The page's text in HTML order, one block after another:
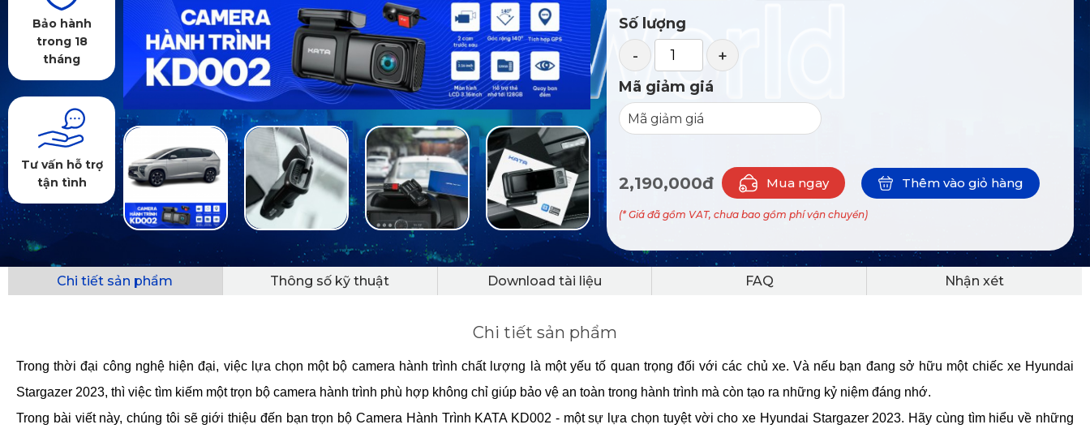
Bảo hành
trong 18
tháng
Tư vấn hỗ trợ
tận tình
Số lượng
- +
Mã giảm giá
2,190,000đ Mua ngay Thêm vào giỏ hàng
(* Giá đã gồm VAT, chưa bao gồm phí vận chuyển)
Chi tiết sản phẩm Thông số kỹ thuật Download tài liệu FAQ Nhận xét
Chi tiết sản phẩm
Trong thời đại công nghệ hiện đại, việc lựa chọn một bộ camera hành trình chất lượng là một yếu tố quan trọng đối với các chủ xe. Và nếu bạn đang sở hữu một chiếc xe Hyundai
Stargazer 2023, thì việc tìm kiếm một trọn bộ camera hành trình phù hợp không chỉ giúp bảo vệ an toàn trong hành trình mà còn tạo ra những kỷ niệm đáng nhớ.
Trong bài viết này, chúng tôi sẽ giới thiệu đến bạn trọn bộ Camera Hành Trình KATA KD002 - một sự lựa chọn tuyệt vời cho xe Hyundai Stargazer 2023. Hãy cùng tìm hiểu về những